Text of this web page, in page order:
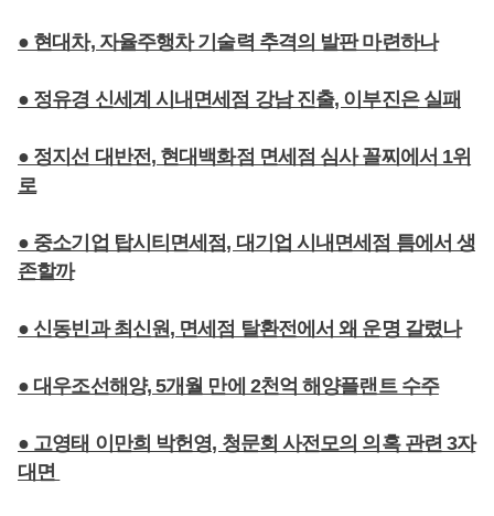
● 현대차, 자율주행차 기술력 추격의 발판 마련하나
● 정유경 신세계 시내면세점 강남 진출, 이부진은 실패
● 정지선 대반전, 현대백화점 면세점 심사 꼴찌에서 1위
로
● 중소기업 탑시티면세점, 대기업 시내면세점 틈에서 생
존할까
● 신동빈과 최신원, 면세점 탈환전에서 왜 운명 갈렸나
● 대우조선해양, 5개월 만에 2천억 해양플랜트 수주
● 고영태 이만희 박헌영, 청문회 사전모의 의혹 관련 3자
대면